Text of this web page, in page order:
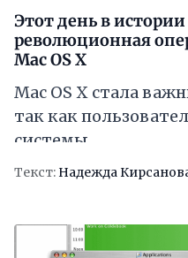
Этот день в
революционная
Mac OS X
Mac OS X стала
так как
системы
Текст: Надежда